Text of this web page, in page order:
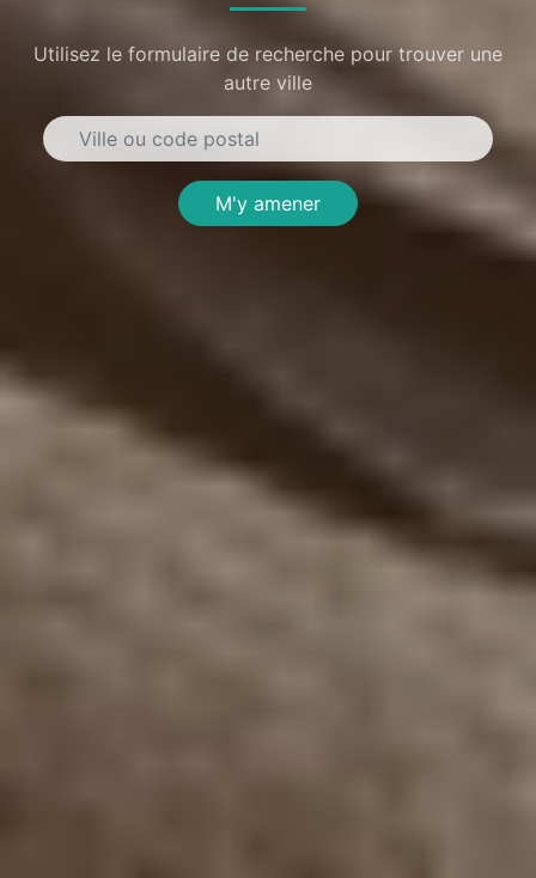
Utilisez le formulaire de recherche pour trouver une
autre ville
M'y amener